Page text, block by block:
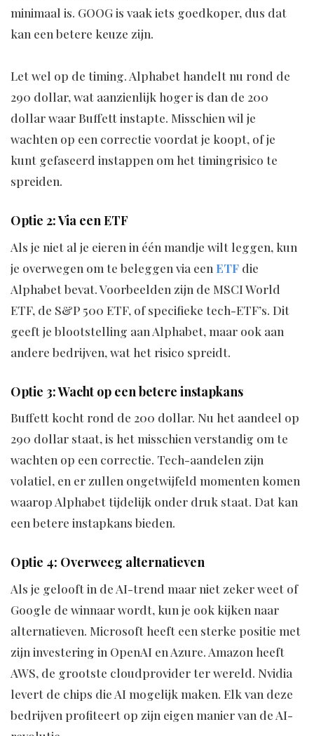
minimaal is. GOOG is vaak iets goedkoper, dus dat
kan een betere keuze zijn.
Let wel op de timing. Alphabet handelt nu rond de
290 dollar, wat aanzienlijk hoger is dan de 200
dollar waar Buffett instapte. Misschien wil je
wachten op een correctie voordat je koopt, of je
kunt gefaseerd instappen om het timingrisico te
spreiden.
Optie 2: Via een ETF
Als je niet al je eieren in één mandje wilt leggen, kun
je overwegen om te beleggen via een ETF die
Alphabet bevat. Voorbeelden zijn de MSCI World
ETF, de S&P 500 ETF, of specifieke tech-ETF’s. Dit
geeft je blootstelling aan Alphabet, maar ook aan
andere bedrijven, wat het risico spreidt.
Optie 3: Wacht op een betere instapkans
Buffett kocht rond de 200 dollar. Nu het aandeel op
290 dollar staat, is het misschien verstandig om te
wachten op een correctie. Tech-aandelen zijn
volatiel, en er zullen ongetwijfeld momenten komen
waarop Alphabet tijdelijk onder druk staat. Dat kan
een betere instapkans bieden.
Optie 4: Overweeg alternatieven
Als je gelooft in de AI-trend maar niet zeker weet of
Google de winnaar wordt, kun je ook kijken naar
alternatieven. Microsoft heeft een sterke positie met
zijn investering in OpenAI en Azure. Amazon heeft
AWS, de grootste cloudprovider ter wereld. Nvidia
levert de chips die AI mogelijk maken. Elk van deze
bedrijven profiteert op zijn eigen manier van de AI-